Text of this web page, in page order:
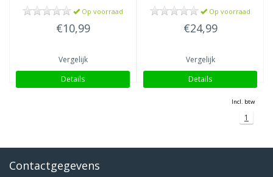
Op voorraad
€10,99
Vergelijk
Details
Op voorraad
€24,99
Vergelijk
Details
Incl. btw
1
Contactgegevens